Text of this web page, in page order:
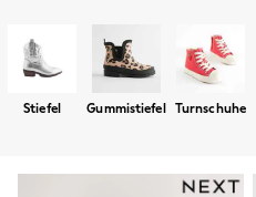
Jumpsuits & Playsuits
Linen Collection
Sandals
Shorts
Trousers
Men's Holiday Shop
Sportschuhe
Schuhe
Stiefel Gummistiefel Turnschuhe